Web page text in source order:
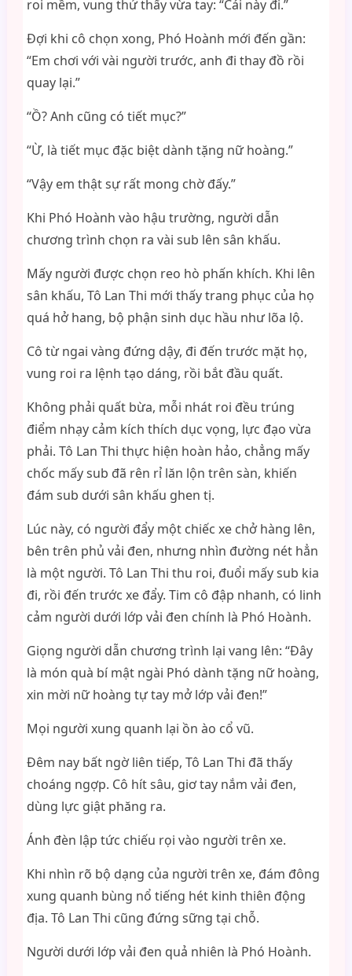
roi mềm, vung thử thấy vừa tay: “Cái này đi.”
Đợi khi cô chọn xong, Phó Hoành mới đến gần:
“Em chơi với vài người trước, anh đi thay đồ rồi
quay lại.”
“Ồ? Anh cũng có tiết mục?”
“Ừ, là tiết mục đặc biệt dành tặng nữ hoàng.”
“Vậy em thật sự rất mong chờ đấy.”
Khi Phó Hoành vào hậu trường, người dẫn
chương trình chọn ra vài sub lên sân khấu.
Mấy người được chọn reo hò phấn khích. Khi lên
sân khấu, Tô Lan Thi mới thấy trang phục của họ
quá hở hang, bộ phận sinh dục hầu như lõa lộ.
Cô từ ngai vàng đứng dậy, đi đến trước mặt họ,
vung roi ra lệnh tạo dáng, rồi bắt đầu quất.
Không phải quất bừa, mỗi nhát roi đều trúng
điểm nhạy cảm kích thích dục vọng, lực đạo vừa
phải. Tô Lan Thi thực hiện hoàn hảo, chẳng mấy
chốc mấy sub đã rên rỉ lăn lộn trên sàn, khiến
đám sub dưới sân khấu ghen tị.
Lúc này, có người đẩy một chiếc xe chở hàng lên,
bên trên phủ vải đen, nhưng nhìn đường nét hẳn
là một người. Tô Lan Thi thu roi, đuổi mấy sub kia
đi, rồi đến trước xe đẩy. Tim cô đập nhanh, có linh
cảm người dưới lớp vải đen chính là Phó Hoành.
Giọng người dẫn chương trình lại vang lên: “Đây
là món quà bí mật ngài Phó dành tặng nữ hoàng,
xin mời nữ hoàng tự tay mở lớp vải đen!”
Mọi người xung quanh lại ồn ào cổ vũ.
Đêm nay bất ngờ liên tiếp, Tô Lan Thi đã thấy
choáng ngợp. Cô hít sâu, giơ tay nắm vải đen,
dùng lực giật phăng ra.
Ánh đèn lập tức chiếu rọi vào người trên xe.
Khi nhìn rõ bộ dạng của người trên xe, đám đông
xung quanh bùng nổ tiếng hét kinh thiên động
địa. Tô Lan Thi cũng đứng sững tại chỗ.
Người dưới lớp vải đen quả nhiên là Phó Hoành.